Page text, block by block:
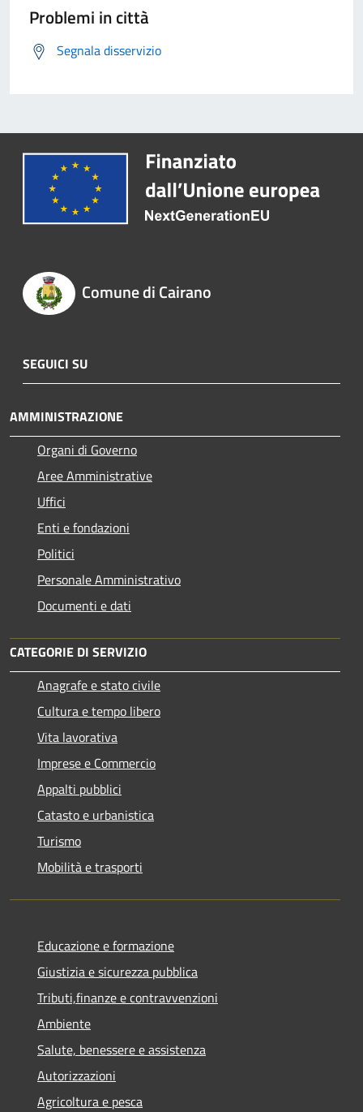
Problemi in città
Segnala disservizio
Comune di Cairano
SEGUICI SU
AMMINISTRAZIONE
Organi di Governo
Aree Amministrative
Uffici
Enti e fondazioni
Politici
Personale Amministrativo
Documenti e dati
CATEGORIE DI SERVIZIO
Anagrafe e stato civile
Cultura e tempo libero
Vita lavorativa
Imprese e Commercio
Appalti pubblici
Catasto e urbanistica
Turismo
Mobilità e trasporti
Educazione e formazione
Giustizia e sicurezza pubblica
Tributi,finanze e contravvenzioni
Ambiente
Salute, benessere e assistenza
Autorizzazioni
Agricoltura e pesca